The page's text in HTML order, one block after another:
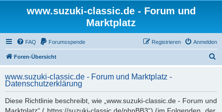
www.suzuki-classic.de - Forum und
Marktplatz
FAQ Forumsspende Anmelden
Registrieren
Foren-Übersicht
h
www.suzuki-classic.de - Forum und Marktplatz -
Datenschutzerklärung
Diese Richtlinie beschreibt, wie „www.suzuki-classic.de - Forum und